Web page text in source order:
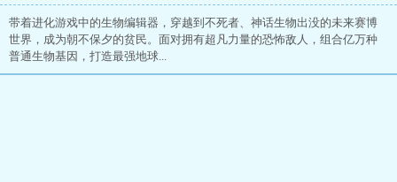
带着进化游戏中的生物编辑器，穿越到不死者、神话生物出没的未来赛博
世界，成为朝不保夕的贫民。面对拥有超凡力量的恐怖敌人，组合亿万种
普通生物基因，打造最强地球...